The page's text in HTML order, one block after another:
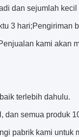
dan sejumlah
3 hari;Pengiriman
kami akan
terlebih dahulu.
dan semua produk
pabrik kami untuk